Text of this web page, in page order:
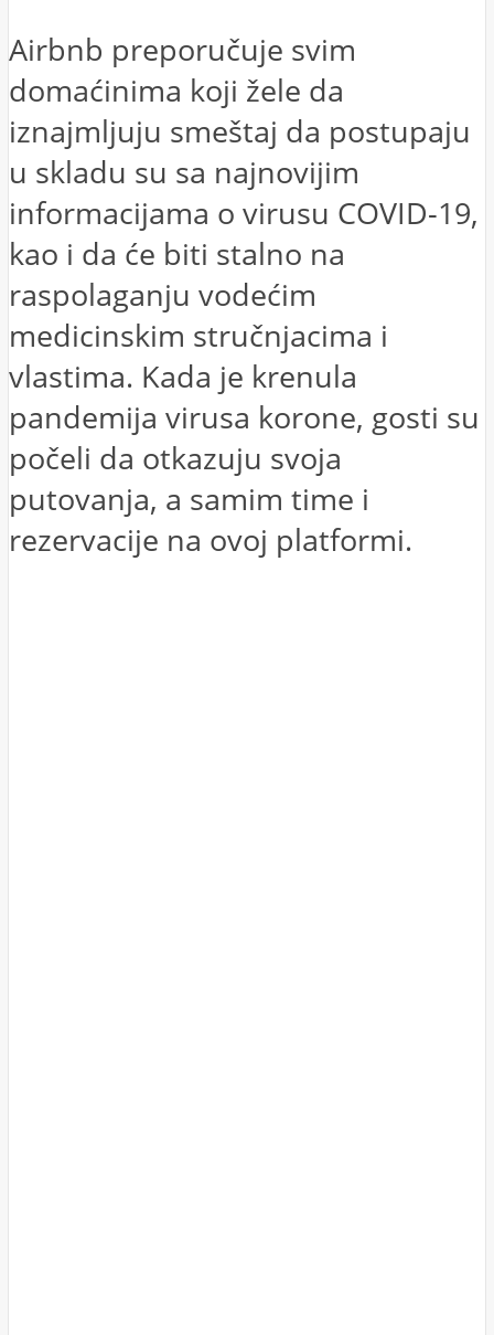
Airbnb preporučuje svim
domaćinima koji žele da
iznajmljuju smeštaj da postupaju
u skladu su sa najnovijim
informacijama o virusu COVID-19,
kao i da će biti stalno na
raspolaganju vodećim
medicinskim stručnjacima i
vlastima. Kada je krenula
pandemija virusa korone, gosti su
počeli da otkazuju svoja
putovanja, a samim time i
rezervacije na ovoj platformi.